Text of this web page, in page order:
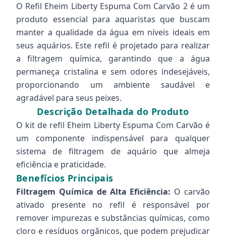
O Refil Eheim Liberty Espuma Com Carvão 2 é um
produto essencial para aquaristas que buscam
manter a qualidade da água em níveis ideais em
seus aquários. Este refil é projetado para realizar
a filtragem química, garantindo que a água
permaneça cristalina e sem odores indesejáveis,
proporcionando um ambiente saudável e
agradável para seus peixes.
Descrição Detalhada do Produto
O kit de refil Eheim Liberty Espuma Com Carvão é
um componente indispensável para qualquer
sistema de filtragem de aquário que almeja
eficiência e praticidade.
Benefícios Principais
Filtragem Química de Alta Eficiência: O carvão
ativado presente no refil é responsável por
remover impurezas e substâncias químicas, como
cloro e resíduos orgânicos, que podem prejudicar